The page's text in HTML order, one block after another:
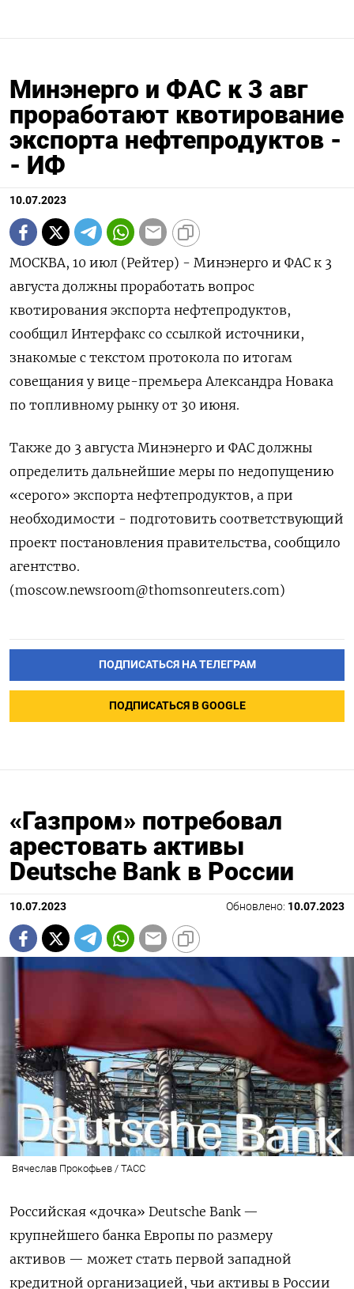
Минэнерго и ФАС к 3 авг
проработают квотирование
экспорта нефтепродуктов -
- ИФ
10.07.2023
МОСКВА, 10 июл (Рейтер) - Минэнерго и ФАС к 3
августа должны проработать вопрос
квотирования экспорта нефтепродуктов,
сообщил Интерфакс со ссылкой источники,
знакомые с текстом протокола по итогам
совещания у вице-премьера Александра Новака
по топливному рынку от 30 июня.
Также до 3 августа Минэнерго и ФАС должны
определить дальнейшие меры по недопущению
«серого» экспорта нефтепродуктов, а при
необходимости - подготовить соответствующий
проект постановления правительства, сообщило
агентство.
(moscow.newsroom@thomsonreuters.com)
ПОДПИСАТЬСЯ НА ТЕЛЕГРАМ
ПОДПИСАТЬСЯ В GOOGLE
«Газпром» потребовал
арестовать активы
Deutsche Bank в России
10.07.2023 Обновлено: 10.07.2023
Вячеслав Прокофьев / ТАСС
Российская «дочка» Deutsche Bank —
крупнейшего банка Европы по размеру
активов — может стать первой западной
кредитной организацией, чьи активы в России